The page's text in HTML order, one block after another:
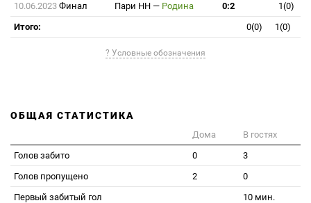
10.06.2023 Финал Пари НН — Родина 0:2
1(0)
Итого:
0(0) 1(0)
? Условные обозначения
ОБЩАЯ СТАТИСТИКА
Дома
В гостях
Голов забито
0
3
Голов пропущено
2
0
Первый забитый гол
10 мин.